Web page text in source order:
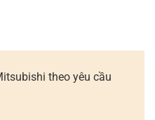
theo yêu cầu